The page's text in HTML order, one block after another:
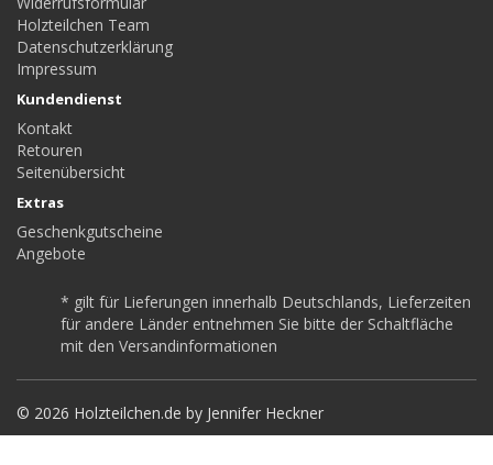
Holzteilchen Team
Datenschutzerklärung
Impressum
Kundendienst
Kontakt
Retouren
Seitenübersicht
Extras
Geschenkgutscheine
Angebote
* gilt für Lieferungen innerhalb Deutschlands, Lieferzeiten
für andere Länder entnehmen Sie bitte der Schaltfläche
mit den Versandinformationen
© 2026 Holzteilchen.de by Jennifer Heckner